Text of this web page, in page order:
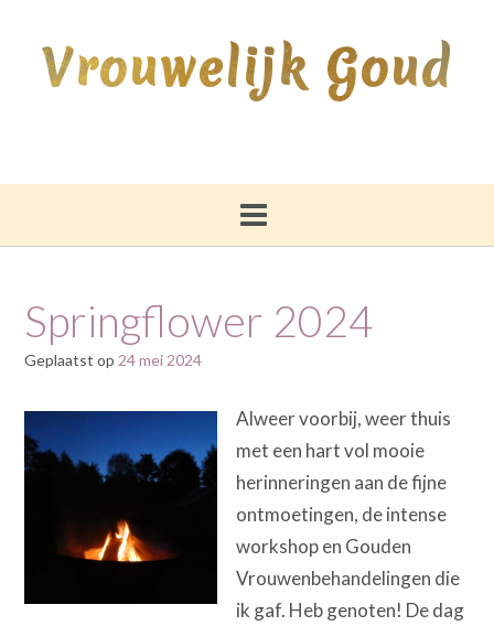
Vrouwelijk Goud
Springflower 2024
Geplaatst op 24 mei 2024
Alweer voorbij, weer thuis
met een hart vol mooie
herinneringen aan de fijne
ontmoetingen, de intense
workshop en Gouden
Vrouwenbehandelingen die
ik gaf. Heb genoten! De dag